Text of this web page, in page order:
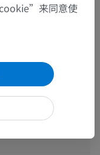
>
来同意使